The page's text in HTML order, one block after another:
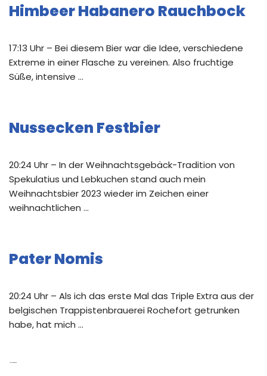
Himbeer Habanero Rauchbock
17:13 Uhr – Bei diesem Bier war die Idee, verschiedene
Extreme in einer Flasche zu vereinen. Also fruchtige
Süße, intensive …
Nussecken Festbier
20:24 Uhr – In der Weihnachtsgebäck-Tradition von
Spekulatius und Lebkuchen stand auch mein
Weihnachtsbier 2023 wieder im Zeichen einer
weihnachtlichen …
Pater Nomis
20:24 Uhr – Als ich das erste Mal das Triple Extra aus der
belgischen Trappistenbrauerei Rochefort getrunken
habe, hat mich …